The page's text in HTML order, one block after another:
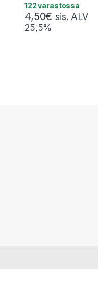
122 varastossa
4,50€ sis. ALV
25,5%